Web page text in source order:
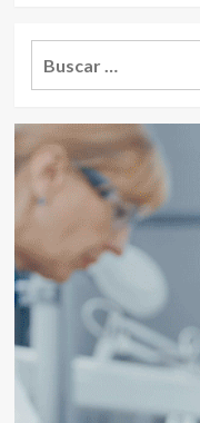
Osteointegración:
la
revoluciona
el
uso
de
prótesis
en
pacientes
con
amputaciones
en
sus
piernas